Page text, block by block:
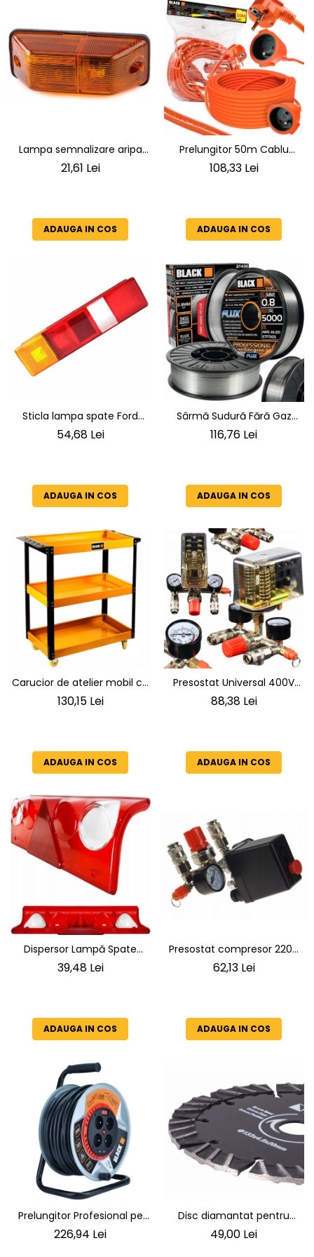
Lampa semnalizare aripa
VW LT 2 05.1996-12.2005 ;
Neoplan Euroliner,
Starliner,Centroliner,
21,61 Lei
ADAUGA IN COS
Prelungitor 50m Cablu
3x1.5mm² IP20
108,33 Lei
ADAUGA IN COS
Sticla lampa spate Ford
Transit dispersor lampa
54,68 Lei
ADAUGA IN COS
Sârmă Sudură Fără Gaz
(Flux) 0.8 mm, 5 kg, E71T-GS
116,76 Lei
ADAUGA IN COS
Carucior de atelier mobil cu
3 rafturi, capacitate 100 kg,
130,15 Lei
ADAUGA IN COS
Presostat Universal 400V
(Trifazic) cu Reductor si
88,38 Lei
ADAUGA IN COS
Dispersor Lampă Spate
Europoint II | Compatibil
39,48 Lei
ADAUGA IN COS
Presostat compresor 220V
12bar 2 cai
62,13 Lei
ADAUGA IN COS
Prelungitor Profesional pe
Tambur METALIC, 50m,
226,94 Lei
Disc diamantat pentru
ceramica,beton,tigla
49,00 Lei